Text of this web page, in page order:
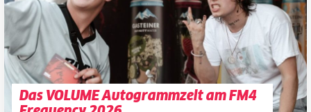
Das VOLUME Autogrammzelt am FM4